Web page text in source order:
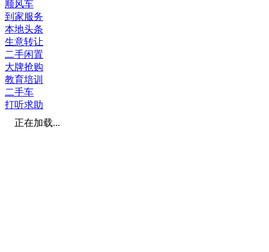
顺风车
到家服务
本地头条
生意转让
二手闲置
大牌抢购
教育培训
二手车
打听求助
正在加载...